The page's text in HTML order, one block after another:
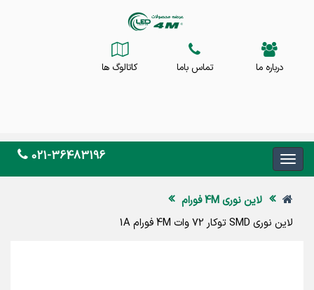
درباره ما تماس باما کاتالوگ ها
021-36483196
لاین نوری 4M فورام
لاین نوری SMD توکار 72 وات 4M فورام 1A